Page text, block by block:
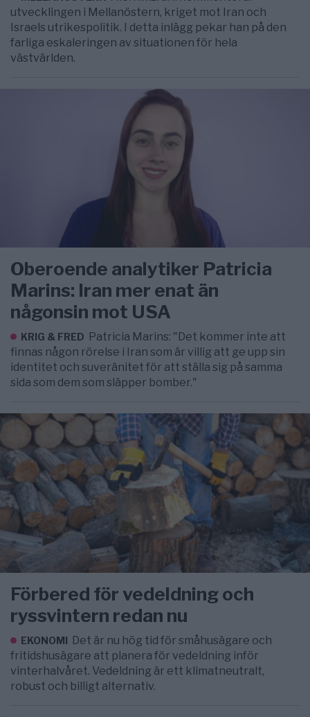
utvecklingen i Mellanöstern, kriget mot Iran och
Israels utrikespolitik. I detta inlägg pekar han på den
farliga eskaleringen av situationen för hela
västvärlden.
Oberoende analytiker Patricia
Marins: Iran mer enat än
någonsin mot USA
KRIG & FRED Patricia Marins: "Det kommer inte att
finnas någon rörelse i Iran som är villig att ge upp sin
identitet och suveränitet för att ställa sig på samma
sida som dem som släpper bomber."
Förbered för vedeldning och
ryssvintern redan nu
EKONOMI Det är nu hög tid för småhusägare och
fritidshusägare att planera för vedeldning inför
vinterhalvåret. Vedeldning är ett klimatneutralt,
robust och billigt alternativ.